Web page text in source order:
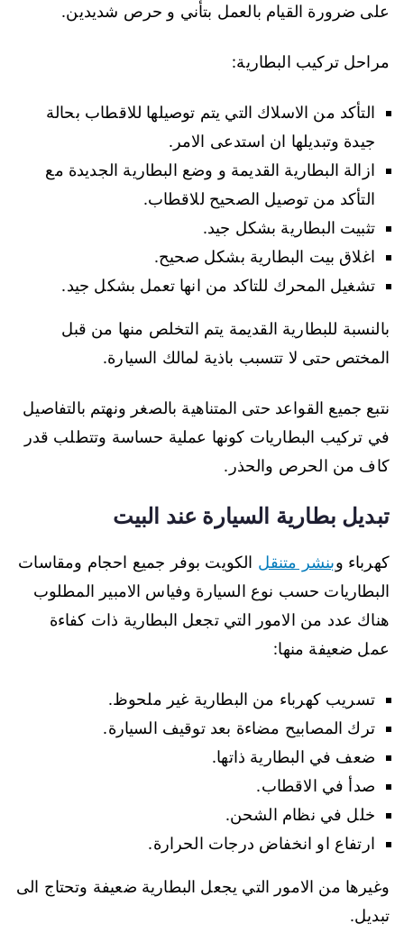
على ضرورة القيام بالعمل بتأني و حرص شديدين.
مراحل تركيب البطارية:
التأكد من الاسلاك التي يتم توصيلها للاقطاب بحالة
جيدة وتبديلها ان استدعى الامر.
ازالة البطارية القديمة و وضع البطارية الجديدة مع
التأكد من توصيل الصحيح للاقطاب.
تثبيت البطارية بشكل جيد.
اغلاق بيت البطارية بشكل صحيح.
تشغيل المحرك للتاكد من انها تعمل بشكل جيد.
بالنسبة للبطارية القديمة يتم التخلص منها من قبل
المختص حتى لا تتسبب باذية لمالك السيارة.
نتبع جميع القواعد حتى المتناهية بالصغر ونهتم بالتفاصيل
في تركيب البطاريات كونها عملية حساسة وتتطلب قدر
كاف من الحرص والحذر.
تبديل بطارية السيارة عند البيت
كهرباء وبنشر متنقل الكويت بوفر جميع احجام ومقاسات
البطاريات حسب نوع السيارة وفياس الامبير المطلوب
هناك عدد من الامور التي تجعل البطارية ذات كفاءة
عمل ضعيفة منها:
تسريب كهرباء من البطارية غير ملحوظ.
ترك المصابيح مضاءة بعد توقيف السيارة.
ضعف في البطارية ذاتها.
صدأ في الاقطاب.
خلل في نظام الشحن.
ارتفاع او انخفاض درجات الحرارة.
وغيرها من الامور التي يجعل البطارية ضعيفة وتحتاج الى
تبديل.